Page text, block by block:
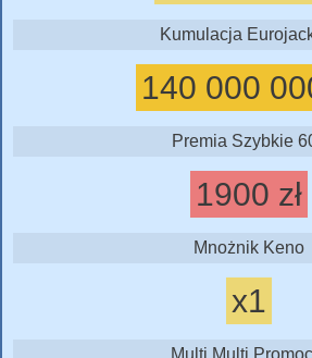
Kumulacja
140 000
Premia Szybkie
1900 zł
Mnożnik Keno
x1
Multi Multi